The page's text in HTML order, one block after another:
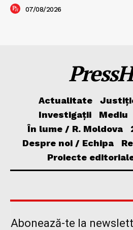
07/08/2026
Actualitate
Investigații
Mediu
În lume / R. Moldova
Despre noi / Echipa
Proiecte
Abonează-te la